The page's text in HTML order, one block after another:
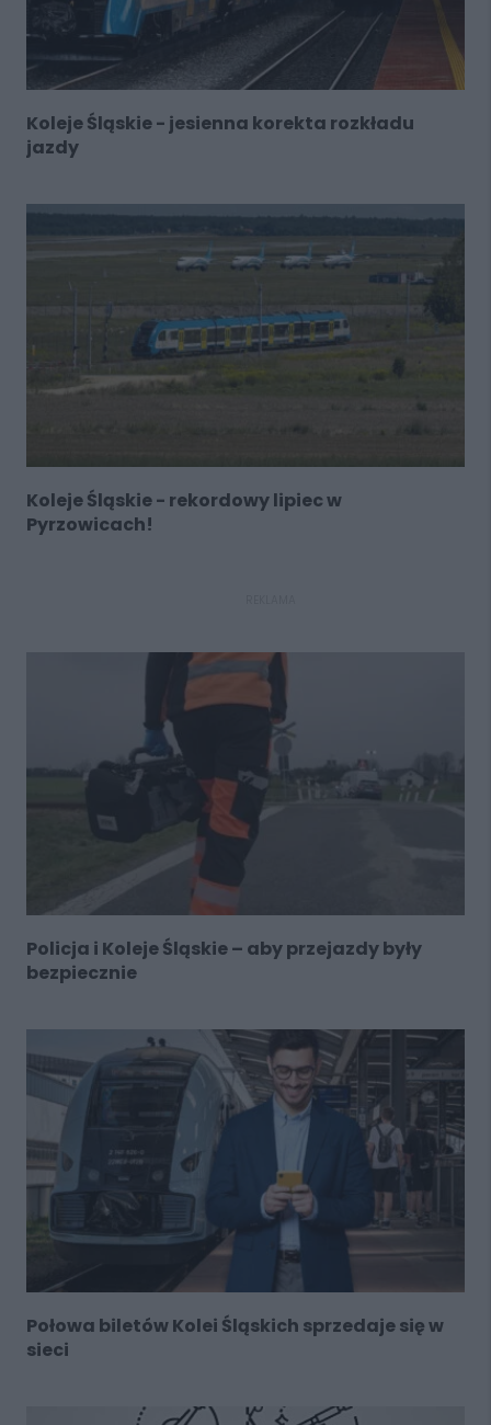
Koleje Śląskie - jesienna korekta rozkładu
jazdy
Koleje Śląskie - rekordowy lipiec w
Pyrzowicach!
Policja i Koleje Śląskie – aby przejazdy były
bezpiecznie
Połowa biletów Kolei Śląskich sprzedaje się w
sieci